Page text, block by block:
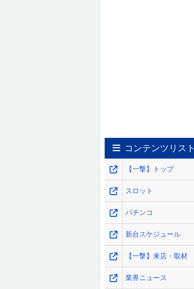
コンテンツリスト
【一撃】トップ
スロット
パチンコ
新台スケジュール
【一撃】来店・取材
業界ニュース